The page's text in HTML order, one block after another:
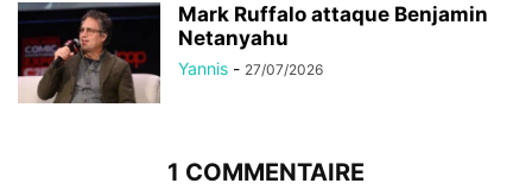
Mark Ruffalo attaque Benjamin
Netanyahu
Yannis - 27/07/2026
1 COMMENTAIRE